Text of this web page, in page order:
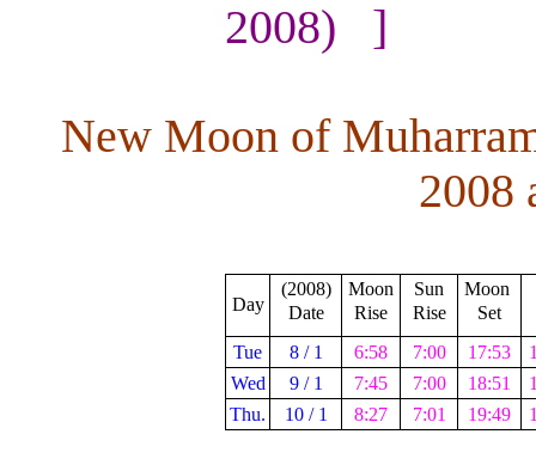
2008) ]
New Moon of
2008
Day
(2008)
Date
Moon
Rise
Sun
Rise
Moon
Set
Tue 8 / 1 6:58 7:00 17:53
Wed
9 / 1 7:45 7:00 18:51
Thu.
10 / 1 8:27 7:01 19:49